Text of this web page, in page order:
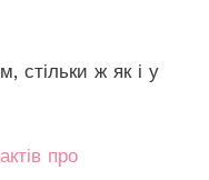
стільки ж як і у
про